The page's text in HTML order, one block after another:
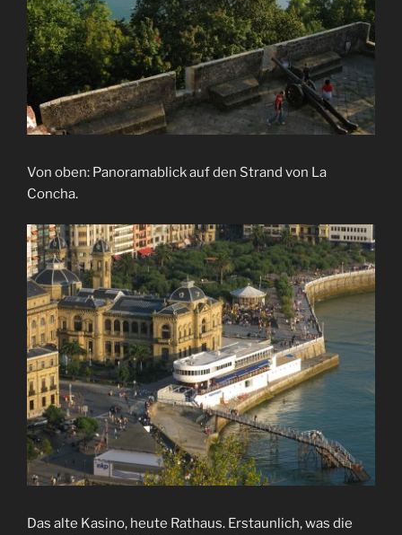
Von oben: Panoramablick auf den Strand von La
Concha.
Das alte Kasino, heute Rathaus. Erstaunlich, was die